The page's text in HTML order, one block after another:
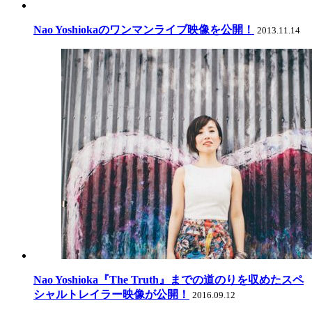
Nao Yoshiokaのワンマンライブ映像を公開！ 2013.11.14
Nao Yoshioka『The Truth』までの道のりを収めたスペ
シャルトレイラー映像が公開！
2016.09.12